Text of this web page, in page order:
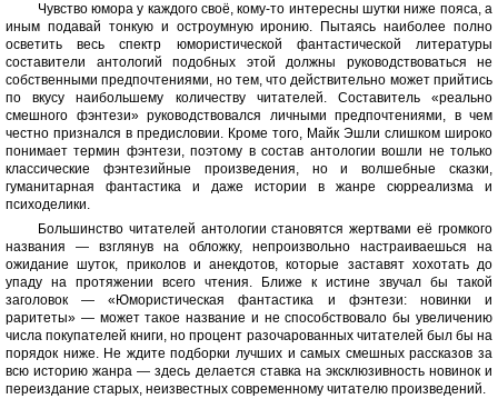
Чувство юмора у каждого своё, кому-то интересны шутки ниже пояса, а
иным подавай тонкую и остроумную иронию. Пытаясь наиболее полно
осветить весь спектр юмористической фантастической литературы
составители антологий подобных этой должны руководствоваться не
собственными предпочтениями, но тем, что действительно может прийтись
по вкусу наибольшему количеству читателей. Составитель «реально
смешного фэнтези» руководствовался личными предпочтениями, в чем
честно признался в предисловии. Кроме того, Майк Эшли слишком широко
понимает термин фэнтези, поэтому в состав антологии вошли не только
классические фэнтезийные произведения, но и волшебные сказки,
гуманитарная фантастика и даже истории в жанре сюрреализма и
психоделики.
Большинство читателей антологии становятся жертвами её громкого
названия — взглянув на обложку, непроизвольно настраиваешься на
ожидание шуток, приколов и анекдотов, которые заставят хохотать до
упаду на протяжении всего чтения. Ближе к истине звучал бы такой
заголовок — «Юмористическая фантастика и фэнтези: новинки и
раритеты» — может такое название и не способствовало бы увеличению
числа покупателей книги, но процент разочарованных читателей был бы на
порядок ниже. Не ждите подборки лучших и самых смешных рассказов за
всю историю жанра — здесь делается ставка на эксклюзивность новинок и
переиздание старых, неизвестных современному читателю произведений.